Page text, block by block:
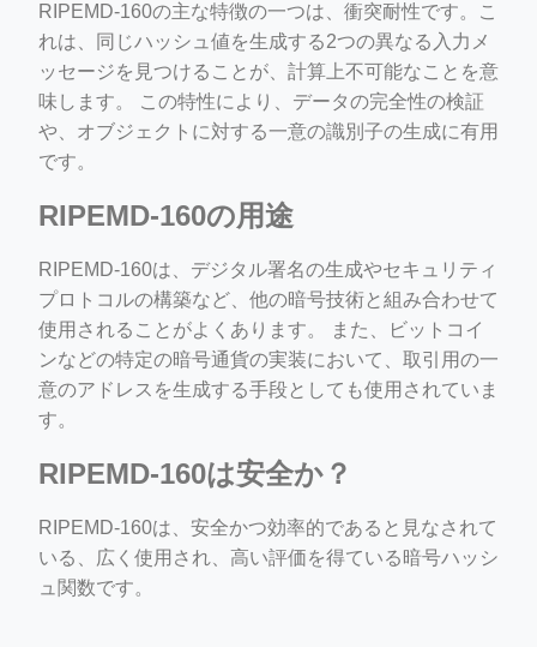
RIPEMD-160の主な特徴の一つは、衝突耐性です。こ
れは、同じハッシュ値を生成する2つの異なる入力メ
ッセージを見つけることが、計算上不可能なことを意
味します。 この特性により、データの完全性の検証
や、オブジェクトに対する一意の識別子の生成に有用
です。
RIPEMD-160の用途
RIPEMD-160は、デジタル署名の生成やセキュリティ
プロトコルの構築など、他の暗号技術と組み合わせて
使用されることがよくあります。 また、ビットコイ
ンなどの特定の暗号通貨の実装において、取引用の一
意のアドレスを生成する手段としても使用されていま
す。
RIPEMD-160は安全か？
RIPEMD-160は、安全かつ効率的であると見なされて
いる、広く使用され、高い評価を得ている暗号ハッシ
ュ関数です。